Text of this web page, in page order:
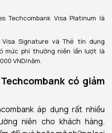
Techcombank Visa Platinum là
Signature và Thẻ tín dụng
mức phí thường niên lần lượt là
VND/năm.
có giảm
áp dụng rất nhiều
niên cho khách hàng.